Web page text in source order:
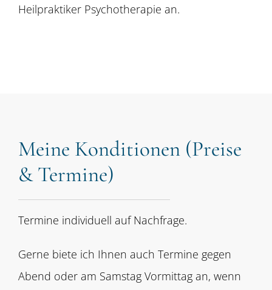
Heilpraktiker Psychotherapie an.
Meine Konditionen (Preise
& Termine)
Termine individuell auf Nachfrage.
Gerne biete ich Ihnen auch Termine gegen
Abend oder am Samstag Vormittag an, wenn